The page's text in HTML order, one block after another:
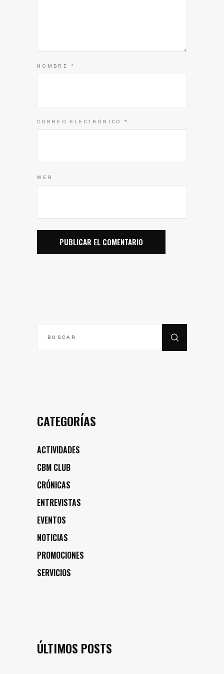
NOMBRE*
CORREO ELECTRÓNICO *
WEB
CATEGORÍAS
ACTIVIDADES
CBM CLUB
CRÓNICAS
ENTREVISTAS
EVENTOS
NOTICIAS
PROMOCIONES
SERVICIOS
ÚLTIMOS POSTS